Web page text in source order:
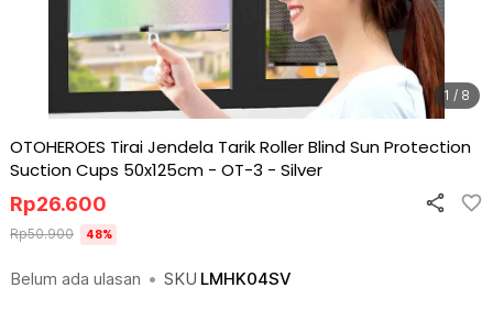
1 / 8
OTOHEROES Tirai Jendela Tarik Roller Blind Sun Protection
Suction Cups 50x125cm - OT-3 - Silver
Belum ada ulasan • SKU LMHK04SV
Rp26.600
Rp50.900 48%